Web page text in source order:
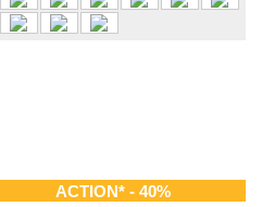
ACTION* - 40%